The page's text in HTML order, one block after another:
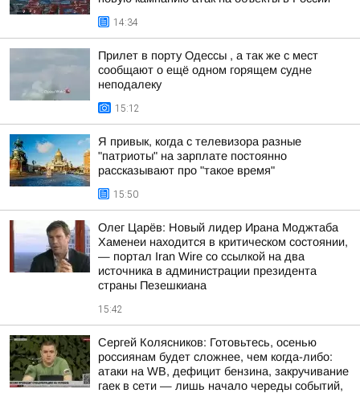
14:34
Прилет в порту Одессы , а так же с мест
сообщают о ещё одном горящем судне
неподалеку
15:12
Я привык, когда с телевизора разные
"патриоты" на зарплате постоянно
рассказывают про "такое время"
15:50
Олег Царёв: Новый лидер Ирана Моджтаба
Хаменеи находится в критическом состоянии,
— портал Iran Wire со ссылкой на два
источника в администрации президента
страны Пезешкиана
15:42
Сергей Колясников: Готовьтесь, осенью
россиянам будет сложнее, чем когда-либо:
атаки на WB, дефицит бензина, закручивание
гаек в сети — лишь начало череды событий,